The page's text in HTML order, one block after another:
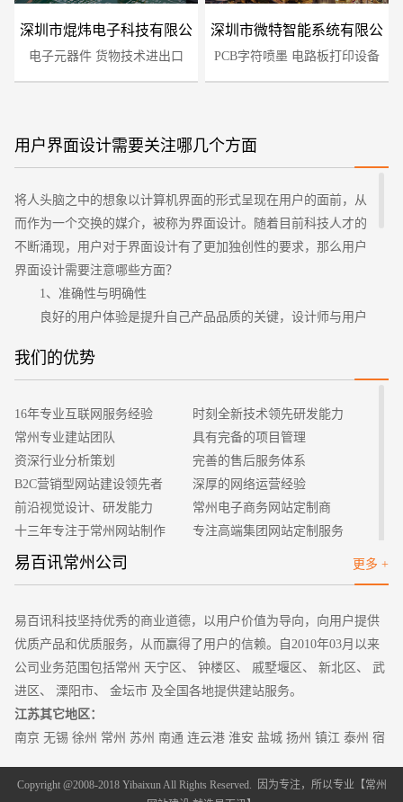
深圳市焜炜电子科技有限公
司
电子元器件 货物技术进出口
深圳市微特智能系统有限公
司
PCB字符喷墨 电路板打印设备
用户界面设计需要关注哪几个方面
将人头脑之中的想象以计算机界面的形式呈现在用户的面前，从
而作为一个交换的媒介，被称为界面设计。随着目前科技人才的
不断涌现，用户对于界面设计有了更加独创性的要求，那么用户
界面设计需要注意哪些方面？
1、准确性与明确性
良好的用户体验是提升自己产品品质的关键，设计师与用户
出一个皆大欢喜的用户设计。界面应明确产品的需求也应表示出
出。无论哪一个页码，都应具有相应的明确性，而不应相互的掺
杂。
2、扩大其中交互性
用户界面设计本身是要消费者与客户能够有一个良好的沟通
途径，而不应该凡所欲花哨的形式所展现。最好可以使用户能够
在最短的时间之内理解相互之间的一些情况，也可以把我们放在
人风格而忽略了相应客户的具体要求这是顾此失彼的做法，充满
3、让用户有控制感
良好的用户界面设计应以用户为核心，从客户的角度上所考
虑问题，经过多次的实验制作出最流畅的体验。设计师所需做的
应是顺应人性的本质，并且让用户以为自己可以掌控一切，在短
时间之内学习大量的事情。每一步都是扎扎实实而又充满了乐
趣。若是设计师剥夺了他这种快乐的感觉，则会大大降低用户的
一个比较好的界面，应该是没有过多的复杂性，仿佛就像我
我们的优势
16年专业互联网服务经验
常州专业建站团队
资深行业分析策划
B2C营销型网站建设领先者
前沿视觉设计、研发能力
十三年专注于常州网站制作
客户的满意是我们唯一的宗旨
时刻全新技术领先研发能力
具有完备的项目管理
完善的售后服务体系
深厚的网络运营经验
常州电子商务网站定制商
专注高端集团网站定制服务
更多 +
易百讯常州公司
易百讯科技坚持优秀的商业道德，以用户价值为导向，向用户提供
优质产品和优质服务，从而赢得了用户的信赖。自2010年03月以来
公司业务范围包括常州 天宁区、 钟楼区、 戚墅堰区、 新北区、 武
进区、 溧阳市、 金坛市 及全国各地提供建站服务。
江苏其它地区：
南京 无锡 徐州 常州 苏州 南通 连云港 淮安 盐城 扬州 镇江 泰州 宿
Copyright @2008-2018 Yibaixun All Rights Reserved. 因为专注，所以专业【常州
您的预算 1万-3万 3万-5万 5万-8万
招标项目